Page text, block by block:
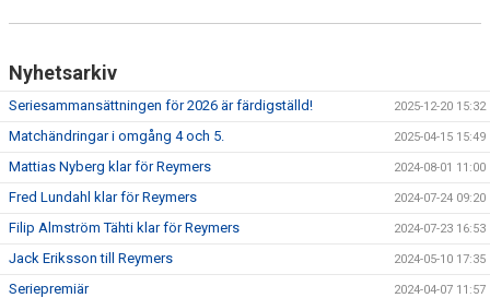
Nyhetsarkiv
Seriesammansättningen för 2026 är färdigställd! 2025-12-20 15:32
Matchändringar i omgång 4 och 5. 2025-04-15 15:49
Mattias Nyberg klar för Reymers 2024-08-01 11:00
Fred Lundahl klar för Reymers 2024-07-24 09:20
Filip Almström Tähti klar för Reymers 2024-07-23 16:53
Jack Eriksson till Reymers 2024-05-10 17:35
Seriepremiär 2024-04-07 11:57